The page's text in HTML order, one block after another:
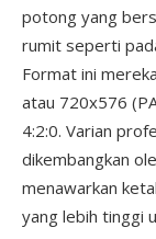
potong yang
rumit seperti
Format ini
atau 720x576
4:2:0. Varian
dikembangkan
menawarkan
yang lebih tinggi